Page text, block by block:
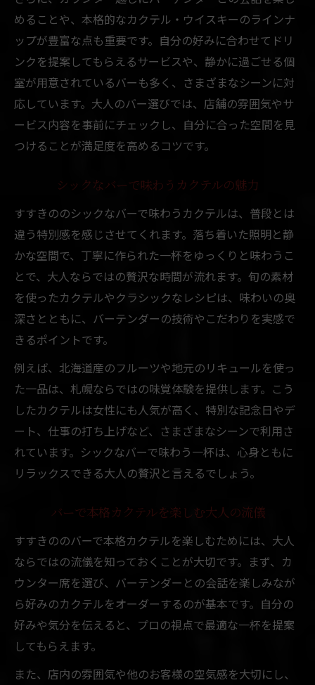
めることや、本格的なカクテル・ウイスキーのラインナ
ップが豊富な点も重要です。自分の好みに合わせてドリ
ンクを提案してもらえるサービスや、静かに過ごせる個
室が用意されているバーも多く、さまざまなシーンに対
応しています。大人のバー選びでは、店舗の雰囲気やサ
ービス内容を事前にチェックし、自分に合った空間を見
つけることが満足度を高めるコツです。
シックなバーで味わうカクテルの魅力
すすきののシックなバーで味わうカクテルは、普段とは
違う特別感を感じさせてくれます。落ち着いた照明と静
かな空間で、丁寧に作られた一杯をゆっくりと味わうこ
とで、大人ならではの贅沢な時間が流れます。旬の素材
を使ったカクテルやクラシックなレシピは、味わいの奥
深さとともに、バーテンダーの技術やこだわりを実感で
きるポイントです。
例えば、北海道産のフルーツや地元のリキュールを使っ
た一品は、札幌ならではの味覚体験を提供します。こう
したカクテルは女性にも人気が高く、特別な記念日やデ
ート、仕事の打ち上げなど、さまざまなシーンで利用さ
れています。シックなバーで味わう一杯は、心身ともに
リラックスできる大人の贅沢と言えるでしょう。
バーで本格カクテルを楽しむ大人の流儀
すすきののバーで本格カクテルを楽しむためには、大人
ならではの流儀を知っておくことが大切です。まず、カ
ウンター席を選び、バーテンダーとの会話を楽しみなが
ら好みのカクテルをオーダーするのが基本です。自分の
好みや気分を伝えると、プロの視点で最適な一杯を提案
してもらえます。
また、店内の雰囲気や他のお客様の空気感を大切にし、